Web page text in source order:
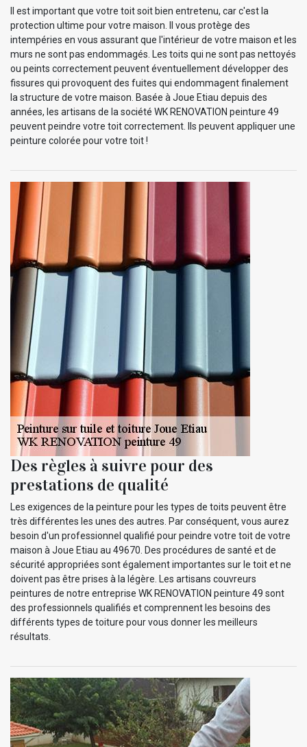
Il est important que votre toit soit bien entretenu, car c'est la
protection ultime pour votre maison. Il vous protège des
intempéries en vous assurant que l'intérieur de votre maison et les
murs ne sont pas endommagés. Les toits qui ne sont pas nettoyés
ou peints correctement peuvent éventuellement développer des
fissures qui provoquent des fuites qui endommagent finalement
la structure de votre maison. Basée à Joue Etiau depuis des
années, les artisans de la société WK RENOVATION peinture 49
peuvent peindre votre toit correctement. Ils peuvent appliquer une
peinture colorée pour votre toit !
Des règles à suivre pour des
prestations de qualité
Les exigences de la peinture pour les types de toits peuvent être
très différentes les unes des autres. Par conséquent, vous aurez
besoin d'un professionnel qualifié pour peindre votre toit de votre
maison à Joue Etiau au 49670. Des procédures de santé et de
sécurité appropriées sont également importantes sur le toit et ne
doivent pas être prises à la légère. Les artisans couvreurs
peintures de notre entreprise WK RENOVATION peinture 49 sont
des professionnels qualifiés et comprennent les besoins des
différents types de toiture pour vous donner les meilleurs
résultats.